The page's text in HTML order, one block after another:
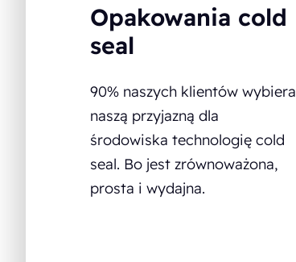
Opakowania cold
seal
90% naszych klientów wybiera
naszą przyjazną dla
środowiska technologię cold
seal. Bo jest zrównoważona,
prosta i wydajna.